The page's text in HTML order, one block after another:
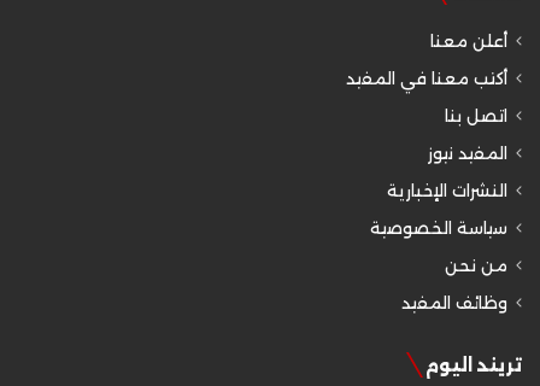
أعلن معنا
أكتب معنا في المفيد
اتصل بنا
المفيد نيوز
النشرات الإخبارية
سياسة الخصوصية
من نحن
وظائف المفيد
تريند اليوم